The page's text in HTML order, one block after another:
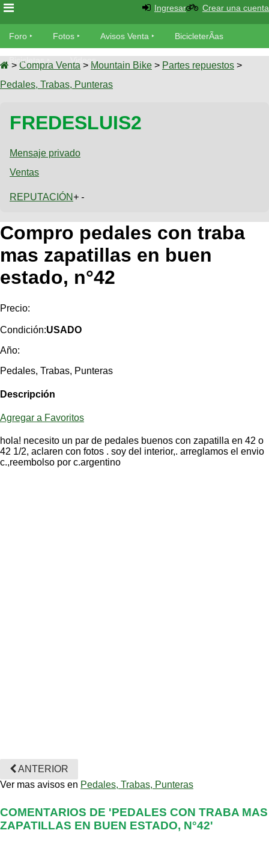
Foro
Foro
TÃ©cnica
Fotos
tu foto
Galeria
XC
Bicicletas
Descenso
Dirt
BMX
triatlon
De
Enduro
Fotos
del
DÃA
SUBÃ
tu
aviso
Ultimos
Fotos
Categorias
CANJE
Mi
Mis
Compras
Mis
as
Bicicletas
Freerider
MecÃ¡nica
Robadas
Noticias
Calendario
Videos
Cicloturismo
Salidas
de
de
de
Usuarios
Ãšltimos
Buscar
Mis
de
Ingresar Crear una cuenta
Foro Fotos Avisos Venta BicicleterÃ­as
Bicicletas Videos
> Compra Venta > Mountain Bike > Partes repuestos >
Pedales, Trabas, Punteras
FREDESLUIS2
Mensaje privado
Ventas
REPUTACIÓN + -
Compro pedales con traba
mas zapatillas en buen
estado, n°42
Precio:
Condición:USADO
Año:
Pedales, Trabas, Punteras
Descripción
Agregar a Favoritos
hola! necesito un par de pedales buenos con zapatilla en 42 o
42 1/2, aclaren con fotos . soy del interior,. arreglamos el envio
c.,reembolso por c.argentino
ANTERIOR
Ver mas avisos en Pedales, Trabas, Punteras
COMENTARIOS DE 'PEDALES CON TRABA MAS
ZAPATILLAS EN BUEN ESTADO, N°42'